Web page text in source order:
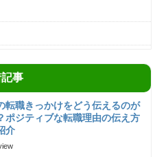
事
転職きっかけをどう伝えるのが
ポジティブな転職理由の伝え方
介